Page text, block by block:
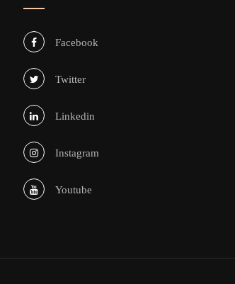
Facebook
Twitter
Linkedin
Instagram
Youtube